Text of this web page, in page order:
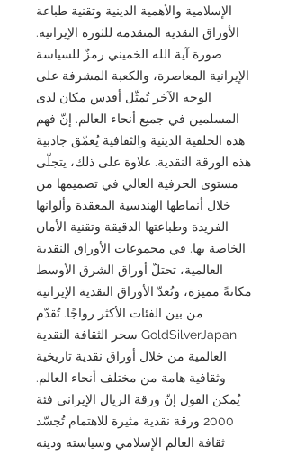
الإسلامية والأهمية الدينية وتقنية طباعة
الأوراق النقدية المتقدمة للثورة الإيرانية.
صورة آية الله الخميني رمزٌ للسياسة
الإيرانية المعاصرة، والكعبة المشرفة على
الوجه الآخر تُمثّل أقدس مكان لدى
المسلمين في جميع أنحاء العالم. إنّ فهم
هذه الخلفية الدينية والثقافية يُعمّق جاذبية
هذه الورقة النقدية. علاوة على ذلك، يتجلّى
مستوى الحرفية العالي في تصميمها من
خلال أنماطها الهندسية المعقدة وألوانها
الفريدة وطباعتها الدقيقة وتقنية الأمان
الخاصة بها. في مجموعات الأوراق النقدية
العالمية، تحتلّ أوراق الشرق الأوسط
مكانةً مميزة، وتُعدّ الأوراق النقدية الإيرانية
من بين الفئات الأكثر رواجًا. تُقدّم
GoldSilverJapan سحر الثقافة النقدية
العالمية من خلال أوراق نقدية تاريخية
وثقافية هامة من مختلف أنحاء العالم.
يُمكن القول إنّ ورقة الريال الإيراني فئة
2000 ورقة نقدية مثيرة للاهتمام تُجسّد
ثقافة العالم الإسلامي وسياسته ودينه